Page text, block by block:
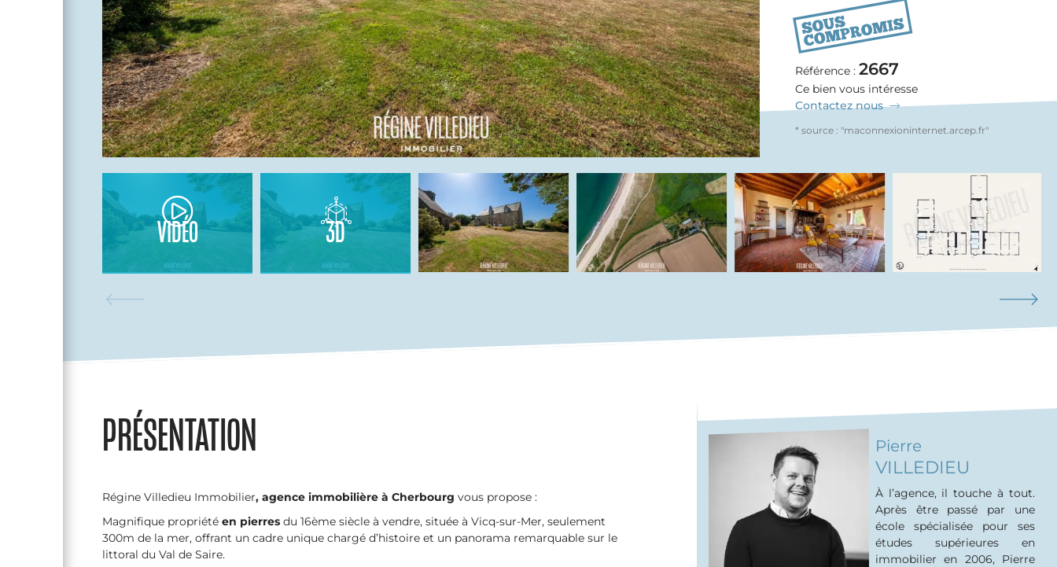
670 000 €
Référence : 2667
Ce bien vous intéresse
Contactez nous
* source : "maconnexioninternet.arcep.fr"
VIDÉO 3D
PRÉSENTATION
Régine Villedieu Immobilier, agence immobilière à Cherbourg vous propose :
Magnifique propriété en pierres du 16ème siècle à vendre, située à Vicq-sur-Mer, seulement
300m de la mer, offrant un cadre unique chargé d’histoire et un panorama remarquable sur le
littoral du Val de Saire.
Pierre
VILLEDIEU
À l’agence, il touche à tout.
Après être passé par une
école spécialisée pour ses
études supérieures en
immobilier en 2006, Pierre